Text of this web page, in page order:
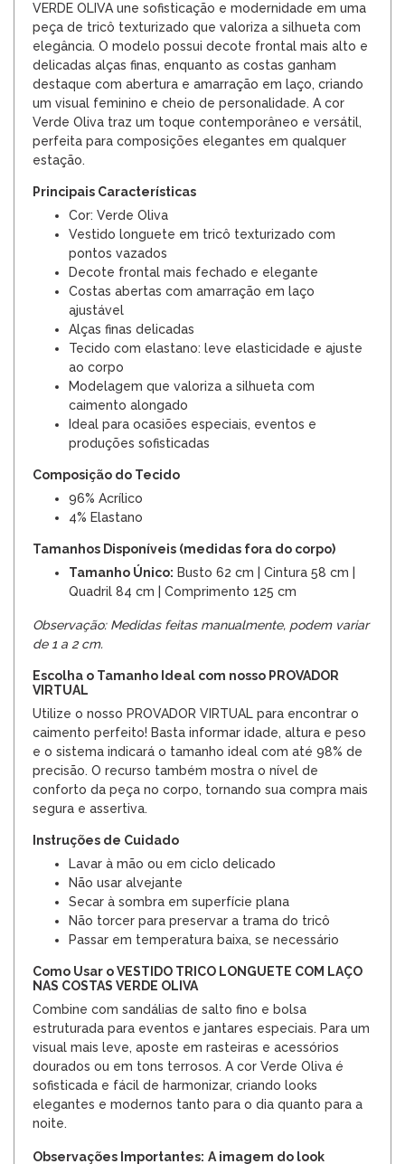
VERDE OLIVA une sofisticação e modernidade em uma
peça de tricô texturizado que valoriza a silhueta com
elegância. O modelo possui decote frontal mais alto e
delicadas alças finas, enquanto as costas ganham
destaque com abertura e amarração em laço, criando
um visual feminino e cheio de personalidade. A cor
Verde Oliva traz um toque contemporâneo e versátil,
perfeita para composições elegantes em qualquer
estação.
Principais Características
Cor: Verde Oliva
Vestido longuete em tricô texturizado com
pontos vazados
Decote frontal mais fechado e elegante
Costas abertas com amarração em laço
ajustável
Alças finas delicadas
Tecido com elastano: leve elasticidade e ajuste
ao corpo
Modelagem que valoriza a silhueta com
caimento alongado
Ideal para ocasiões especiais, eventos e
produções sofisticadas
Composição do Tecido
96% Acrílico
4% Elastano
Tamanhos Disponíveis (medidas fora do corpo)
Tamanho Único: Busto 62 cm | Cintura 58 cm |
Quadril 84 cm | Comprimento 125 cm
Observação: Medidas feitas manualmente, podem variar
de 1 a 2 cm.
Escolha o Tamanho Ideal com nosso PROVADOR
VIRTUAL
Utilize o nosso PROVADOR VIRTUAL para encontrar o
caimento perfeito! Basta informar idade, altura e peso
e o sistema indicará o tamanho ideal com até 98% de
precisão. O recurso também mostra o nível de
conforto da peça no corpo, tornando sua compra mais
segura e assertiva.
Instruções de Cuidado
Lavar à mão ou em ciclo delicado
Não usar alvejante
Secar à sombra em superfície plana
Não torcer para preservar a trama do tricô
Passar em temperatura baixa, se necessário
Como Usar o VESTIDO TRICO LONGUETE COM LAÇO
NAS COSTAS VERDE OLIVA
Combine com sandálias de salto fino e bolsa
estruturada para eventos e jantares especiais. Para um
visual mais leve, aposte em rasteiras e acessórios
dourados ou em tons terrosos. A cor Verde Oliva é
sofisticada e fácil de harmonizar, criando looks
elegantes e modernos tanto para o dia quanto para a
noite.
Observações Importantes: A imagem do look